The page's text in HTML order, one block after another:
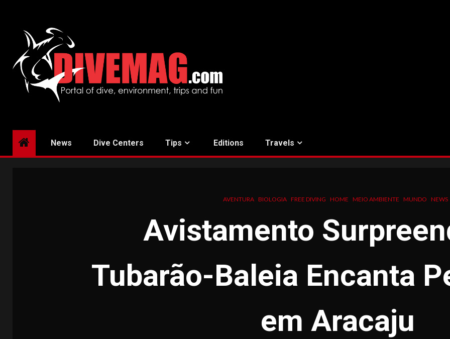
content
News Dive Centers Tips Editions Travels
AVENTURA BIOLOGIA FREE DIVING HOME MEIO AMBIENTE MUNDO NEWS
Avistamento
Tubarão-Baleia Encanta
em Aracaju